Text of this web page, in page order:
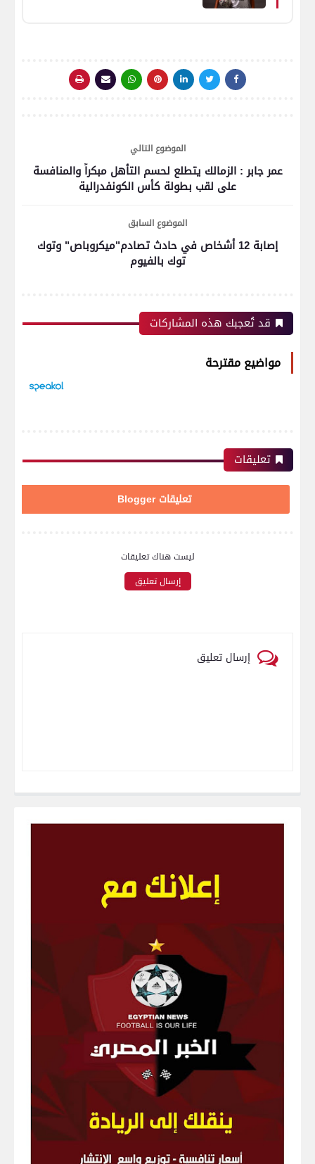
الموضوع التالي
عمر جابر : الزمالك يتطلع لحسم التأهل مبكراً والمنافسة
على لقب بطولة كأس الكونفدرالية
الموضوع السابق
إصابة 12 أشخاص في حادث تصادم"ميكروباص" وتوك
توك بالفيوم
قد تُعجبك هذه المشاركات
مواضيع مقترحة
تعليقات
تعليقات Blogger
ليست هناك تعليقات
إرسال تعليق
إرسال تعليق